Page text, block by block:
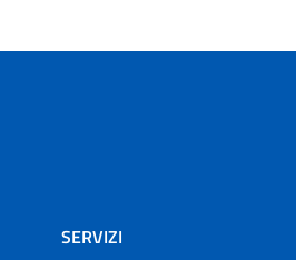
SERVIZI